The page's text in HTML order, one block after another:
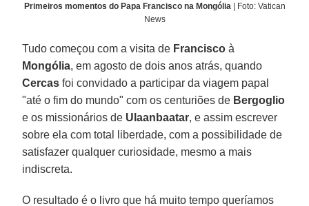
Primeiros momentos do Papa Francisco na Mongólia | Foto: Vatican
News
Tudo começou com a visita de Francisco à
Mongólia, em agosto de dois anos atrás, quando
Cercas foi convidado a participar da viagem papal
"até o fim do mundo" com os centuriões de Bergoglio
e os missionários de Ulaanbaatar, e assim escrever
sobre ela com total liberdade, com a possibilidade de
satisfazer qualquer curiosidade, mesmo a mais
indiscreta.
O resultado é o livro que há muito tempo queríamos